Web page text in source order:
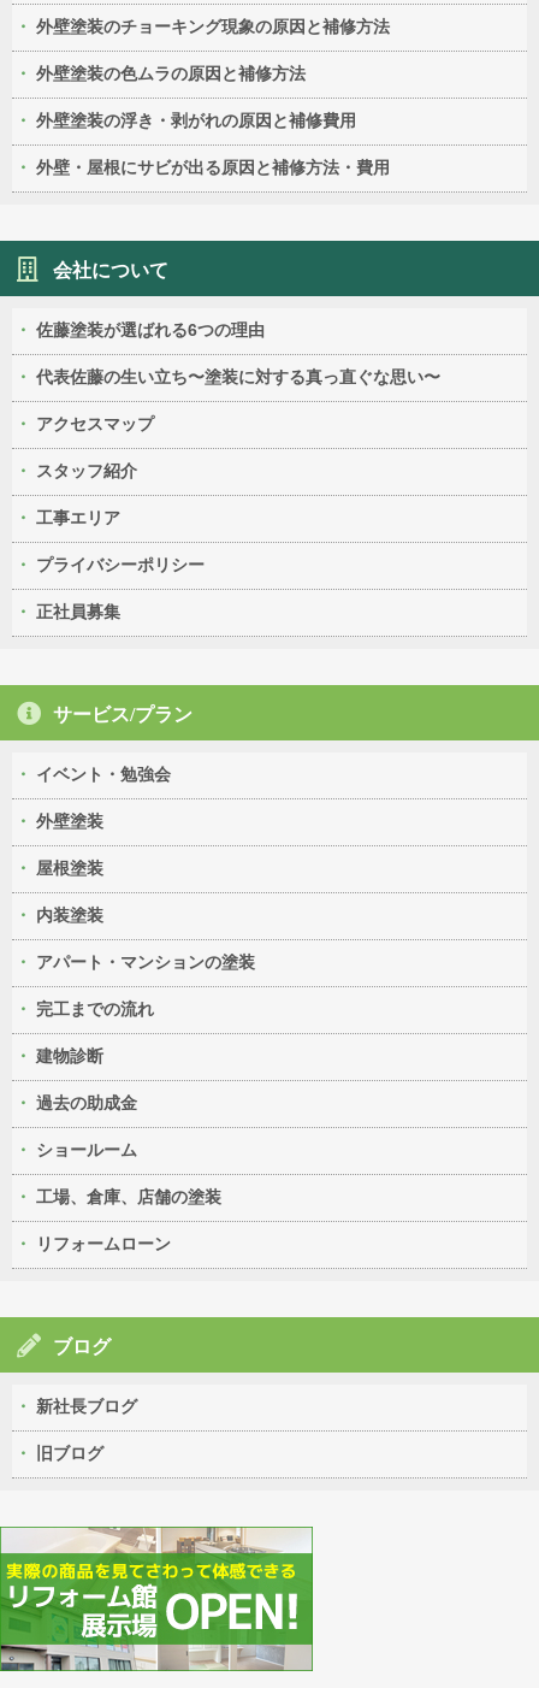
外壁塗装のチョーキング現象の原因と補修方法
外壁塗装の色ムラの原因と補修方法
外壁塗装の浮き・剥がれの原因と補修費用
外壁・屋根にサビが出る原因と補修方法・費用
会社について
佐藤塗装が選ばれる6つの理由
代表佐藤の生い立ち〜塗装に対する真っ直ぐな思い〜
アクセスマップ
スタッフ紹介
工事エリア
プライバシーポリシー
正社員募集
サービス/プラン
イベント・勉強会
外壁塗装
屋根塗装
内装塗装
アパート・マンションの塗装
完工までの流れ
建物診断
過去の助成金
ショールーム
工場、倉庫、店舗の塗装
リフォームローン
ブログ
新社長ブログ
旧ブログ